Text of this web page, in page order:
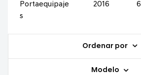
Portaequipaje
s
2016
Ordenar por
Modelo